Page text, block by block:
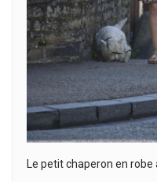
Le petit chaperon en robe